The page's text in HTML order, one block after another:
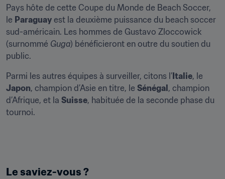
Pays hôte de cette Coupe du Monde de Beach Soccer,
le Paraguay est la deuxième puissance du beach soccer
sud-américain. Les hommes de Gustavo Zloccowick
(surnommé Guga) bénéficieront en outre du soutien du
public.
Parmi les autres équipes à surveiller, citons l’ Italie
Japon, champion d’Asie en titre, le Sénégal , champion
d’Afrique, et la Suisse, habituée de la seconde phase du
tournoi.
Le saviez-vous ?